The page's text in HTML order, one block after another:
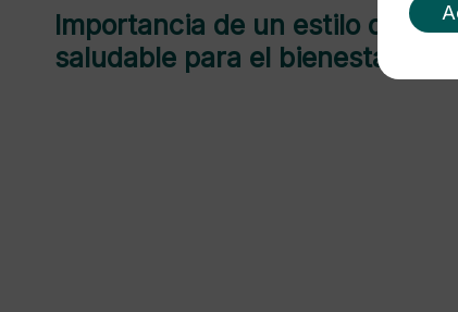
Importancia de un estilo de
saludable para el bienestar